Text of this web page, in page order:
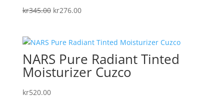
kr345.00 Det
var:
kr345.00.
kr276.00Det
är:
kr276.00.
NARS Pure Radiant Tinted
Moisturizer Cuzco
kr520.00